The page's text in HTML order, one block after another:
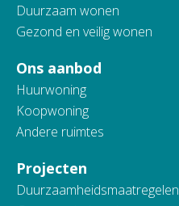
Duurzaam wonen
Gezond en veilig wonen
Ons aanbod
Huurwoning
Koopwoning
Andere ruimtes
Projecten
Duurzaamheidsmaatregelen